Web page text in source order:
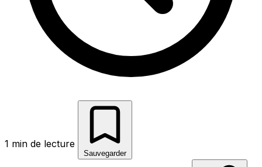
1 min de lecture
Sauvegarder